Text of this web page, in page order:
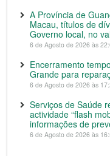
A Província de
Macau, títulos de
Governo local, no
6 de Agosto de 2026 às
Encerramento
Grande para
6 de Agosto de 2026 às
Serviços de Saúde
actividade “flash
informações de
6 de Agosto de 2026 às